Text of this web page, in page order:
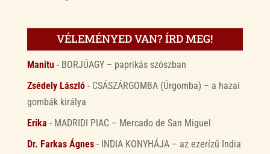
VÉLEMÉNYED VAN? ÍRD MEG!
Manitu- BORJÚAGY – paprikás szószban
Zsédely László- CSÁSZÁRGOMBA (Úrgomba) – a hazai
gombák királya
Erika - MADRIDI PIAC – Mercado de San Miguel
Dr. Farkas Ágnes- INDIA KONYHÁJA – az ezerízű India